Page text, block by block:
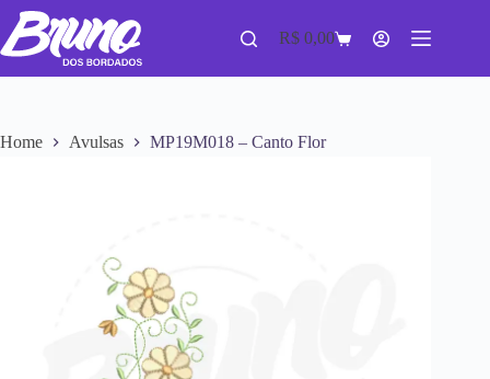
R$ 0,00
Home Avulsas MP19M018 – Canto Flor